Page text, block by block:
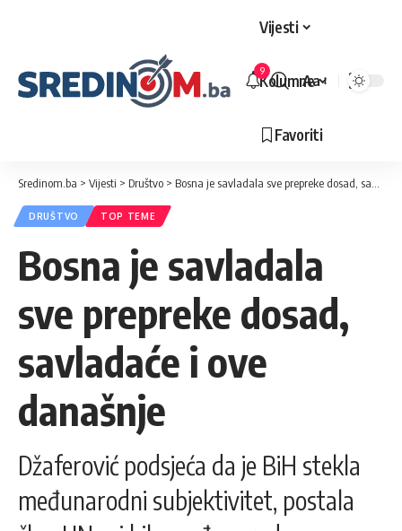
Vijesti
Kolumne
Favoriti
9
Veličina
Aa
Sredinom.ba > Vijesti > Društvo > Bosna je savladala sve prepreke dosad, savladaće i ove današnje
DRUŠTVO TOP TEME
Bosna je savladala
sve prepreke dosad,
savladaće i ove
današnje
Džaferović podsjeća da je BiH stekla
međunarodni subjektivitet, postala